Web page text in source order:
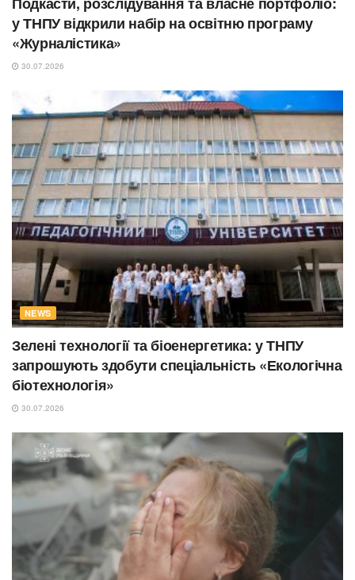
у ТНПУ відкрили набір на освітню програму
«Журналістика»
30.07.2026
NEWS
Зелені технології та біоенергетика: у ТНПУ
запрошують здобути спеціальність «Екологічна
біотехнологія»
30.07.2026